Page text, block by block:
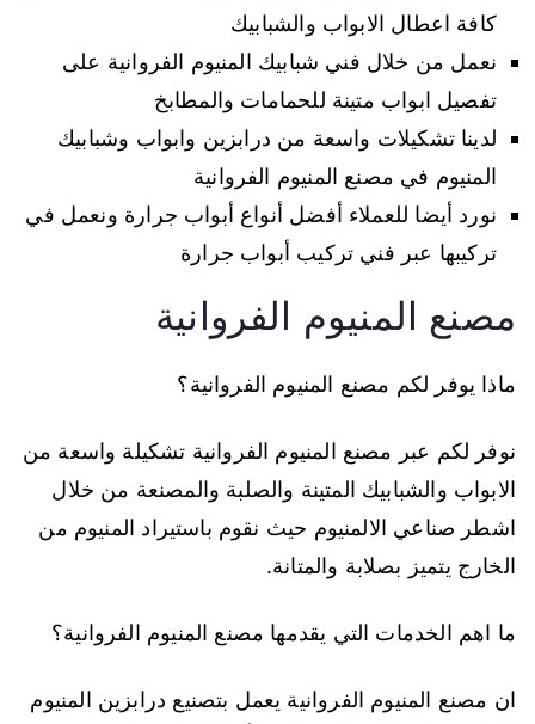
كافة اعطال الابواب والشبابيك
نعمل من خلال فني شبابيك المنيوم الفروانية على
تفصيل ابواب متينة للحمامات والمطابخ
لدينا تشكيلات واسعة من درابزين وابواب وشبابيك
المنيوم في مصنع المنيوم الفروانية
نورد أيضا للعملاء أفضل أنواع أبواب جرارة ونعمل في
تركيبها عبر فني تركيب أبواب جرارة
مصنع المنيوم الفروانية
ماذا يوفر لكم مصنع المنيوم الفروانية؟
نوفر لكم عبر مصنع المنيوم الفروانية تشكيلة واسعة من
الابواب والشبابيك المتينة والصلبة والمصنعة من خلال
اشطر صناعي الالمنيوم حيث نقوم باستيراد المنيوم من
الخارج يتميز بصلابة والمتانة.
ما اهم الخدمات التي يقدمها مصنع المنيوم الفروانية؟
ان مصنع المنيوم الفروانية يعمل بتصنيع درابزين المنيوم